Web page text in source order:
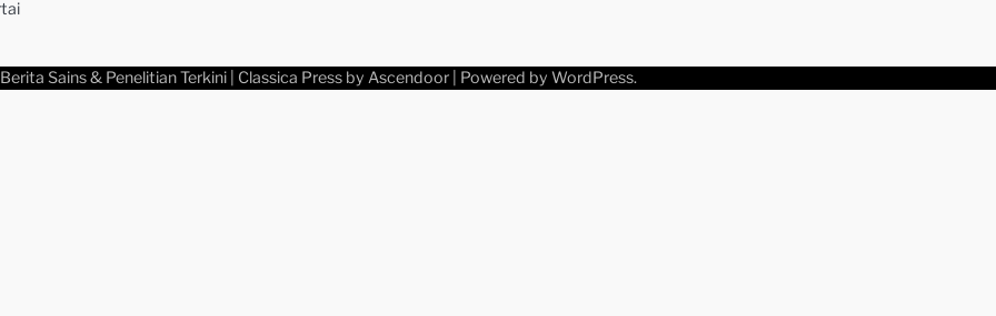
Berita Sains & Penelitian Terkini | Classica Press by Ascendoor | Powered by WordPress.